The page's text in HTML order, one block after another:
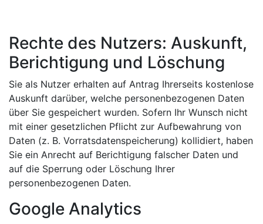
Rechte des Nutzers: Auskunft,
Berichtigung und Löschung
Sie als Nutzer erhalten auf Antrag Ihrerseits kostenlose
Auskunft darüber, welche personenbezogenen Daten
über Sie gespeichert wurden. Sofern Ihr Wunsch nicht
mit einer gesetzlichen Pflicht zur Aufbewahrung von
Daten (z. B. Vorratsdatenspeicherung) kollidiert, haben
Sie ein Anrecht auf Berichtigung falscher Daten und
auf die Sperrung oder Löschung Ihrer
personenbezogenen Daten.
Google Analytics